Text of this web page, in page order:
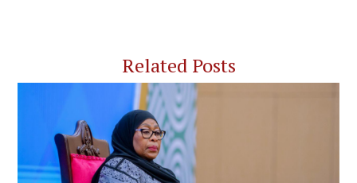
Related Posts